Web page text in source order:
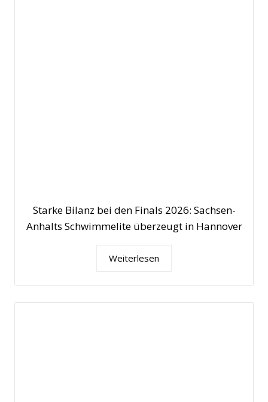
Starke Bilanz bei den Finals 2026: Sachsen-
Anhalts Schwimmelite überzeugt in Hannover
Weiterlesen